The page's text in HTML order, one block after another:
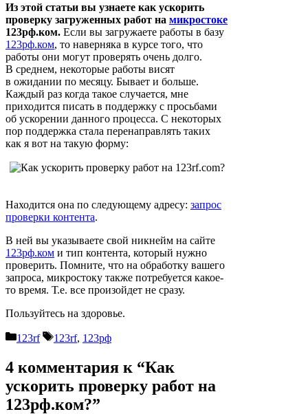
Из этой статьи вы узнаете как ускорить
проверку загруженных работ на микростоке
123рф.ком. Если вы загружаете работы в базу
123рф.ком, то наверняка в курсе того, что
работы они могут проверять очень долго.
В среднем, некоторые работы висят
в ожидании по месяцу. Бывает и больше.
Каждый раз когда такое случается, мне
приходится писать в поддержку с просьбами
об ускорении данного процесса. С некоторых
пор поддержка стала перенаправлять таких
как я вот на такую форму:
Находится она по следующему адресу: запрос
проверки контента.
В ней вы указываете свой никнейм на сайте
123рф.ком и тип контента, который нужно
проверить. Помните, что на обработку вашего
запроса, микростоку также потребуется какое-
то время. Т.е. все произойдет не сразу.
Пользуйтесь на здоровье.
Рубрики
123rf Метки
123rf, 123рф
4 комментария к “Как
ускорить проверку работ на
123рф.ком?”